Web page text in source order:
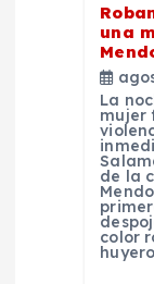
una
La
mujer
de la
color